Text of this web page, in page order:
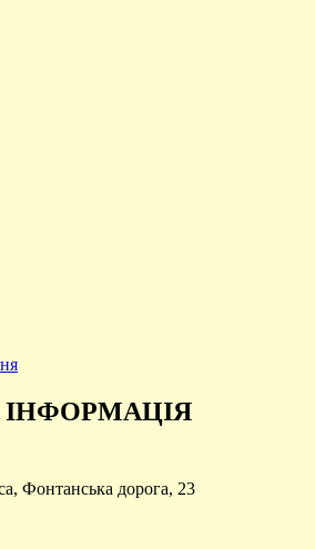
Фонтанська дорога, 23